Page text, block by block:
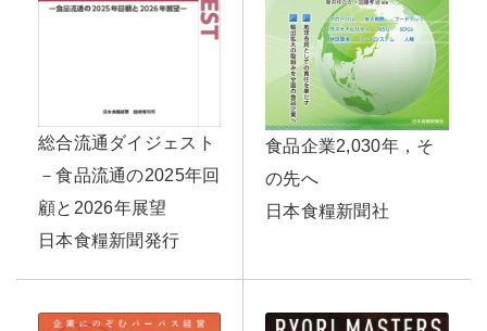
総合流通ダイジェスト
－食品流通の2025年回
顧と2026年展望
日本食糧新聞発行
食品企業2,030年，そ
の先へ
日本食糧新聞社